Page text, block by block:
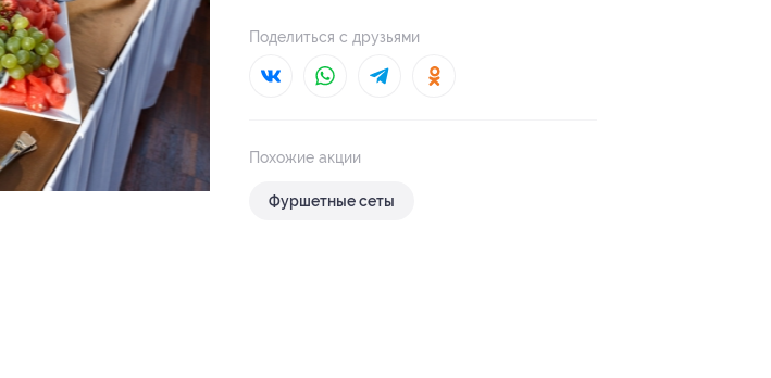
Поделиться с друзьями
Похожие акции
Фуршетные сеты